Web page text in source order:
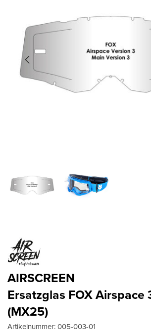
AIRSCREEN
Ersatzglas FOX Airspace
(MX25)
Artikelnummer:005-003-01